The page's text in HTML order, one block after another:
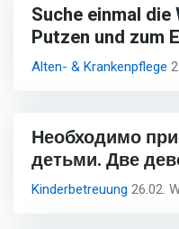
Suche einmal die
Putzen und zum
Alten- & Krankenpflege
Необходимо
детьми. Две
Kinderbetreuung 26.02.